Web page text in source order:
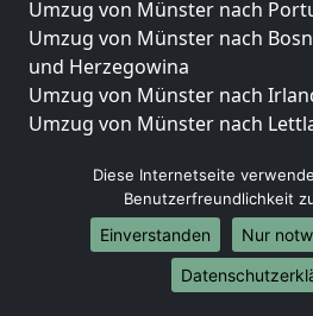
Umzug von Münster nach
Umzug von Münster nach
und Herzegowina
Umzug von Münster nach
Umzug von Münster nach
Umzug von Münster nach
Umzug von Münster nach
Umzug von Münster nach
Umzug von Münster nach
Umzug von Münster nach
Diese Internetseite
Benutzerfreundlichkeit
Einverstanden
Nur